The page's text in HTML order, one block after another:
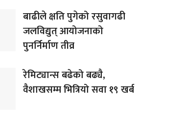
बाढीले क्षति पुगेको रसुवागढी
जलविद्युत् आयोजनाको
पुनर्निर्माण तीव्र
रेमिट्यान्स बढेको बढ्यै,
वैशाखसम्म भित्रियो सवा १९ खर्ब